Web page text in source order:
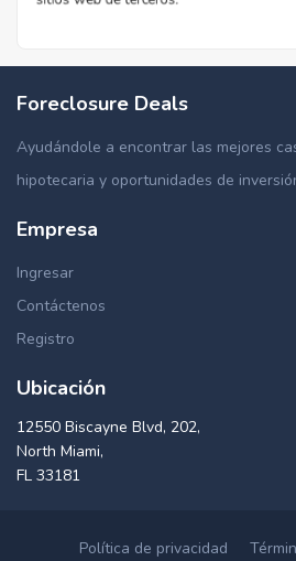
Foreclosure Deals
Ayudándole a encontrar las mejores
hipotecaria y oportunidades de
Empresa
Ingresar
Contáctenos
Registro
Ubicación
12550 Biscayne Blvd, 202,
North Miami,
FL 33181
Política de privacidad